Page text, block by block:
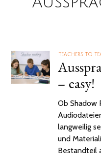
TEACHERS TO
– easy!
Ob Shadow
langweilig
und
Bestandteil